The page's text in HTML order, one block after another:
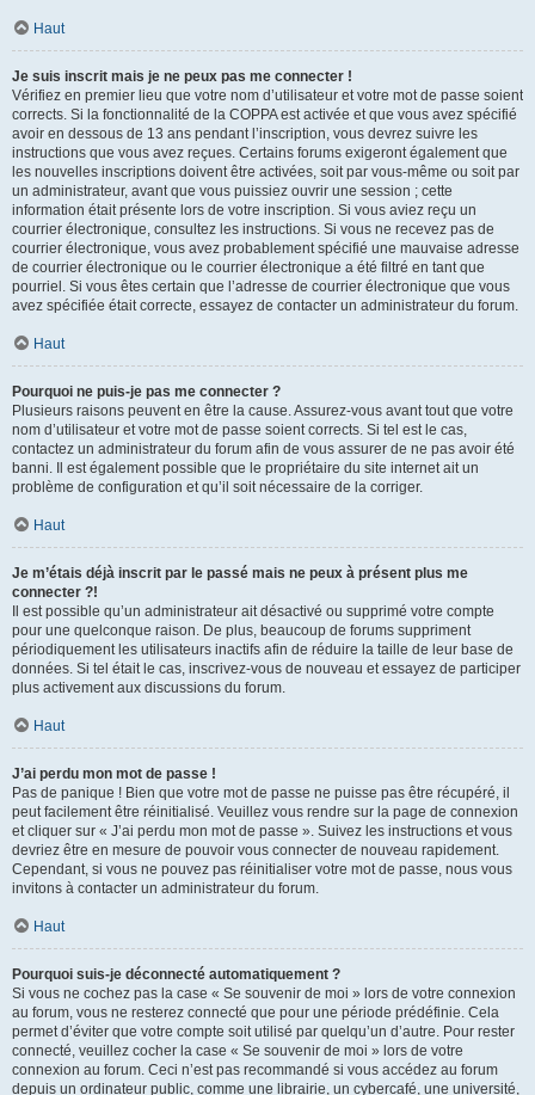
Haut
Je suis inscrit mais je ne peux pas me connecter !
Vérifiez en premier lieu que votre nom d’utilisateur et votre mot de passe soient
corrects. Si la fonctionnalité de la COPPA est activée et que vous avez spécifié
avoir en dessous de 13 ans pendant l’inscription, vous devrez suivre les
instructions que vous avez reçues. Certains forums exigeront également que
les nouvelles inscriptions doivent être activées, soit par vous-même ou soit par
un administrateur, avant que vous puissiez ouvrir une session ; cette
information était présente lors de votre inscription. Si vous aviez reçu un
courrier électronique, consultez les instructions. Si vous ne recevez pas de
courrier électronique, vous avez probablement spécifié une mauvaise adresse
de courrier électronique ou le courrier électronique a été filtré en tant que
pourriel. Si vous êtes certain que l’adresse de courrier électronique que vous
avez spécifiée était correcte, essayez de contacter un administrateur du forum.
Haut
Pourquoi ne puis-je pas me connecter ?
Plusieurs raisons peuvent en être la cause. Assurez-vous avant tout que votre
nom d’utilisateur et votre mot de passe soient corrects. Si tel est le cas,
contactez un administrateur du forum afin de vous assurer de ne pas avoir été
banni. Il est également possible que le propriétaire du site internet ait un
problème de configuration et qu’il soit nécessaire de la corriger.
Haut
Je m’étais déjà inscrit par le passé mais ne peux à présent plus me
connecter ?!
Il est possible qu’un administrateur ait désactivé ou supprimé votre compte
pour une quelconque raison. De plus, beaucoup de forums suppriment
périodiquement les utilisateurs inactifs afin de réduire la taille de leur base de
données. Si tel était le cas, inscrivez-vous de nouveau et essayez de participer
plus activement aux discussions du forum.
Haut
J’ai perdu mon mot de passe !
Pas de panique ! Bien que votre mot de passe ne puisse pas être récupéré, il
peut facilement être réinitialisé. Veuillez vous rendre sur la page de connexion
et cliquer sur « J’ai perdu mon mot de passe ». Suivez les instructions et vous
devriez être en mesure de pouvoir vous connecter de nouveau rapidement.
Cependant, si vous ne pouvez pas réinitialiser votre mot de passe, nous vous
invitons à contacter un administrateur du forum.
Haut
Pourquoi suis-je déconnecté automatiquement ?
Si vous ne cochez pas la case « Se souvenir de moi » lors de votre connexion
au forum, vous ne resterez connecté que pour une période prédéfinie. Cela
permet d’éviter que votre compte soit utilisé par quelqu’un d’autre. Pour rester
connecté, veuillez cocher la case « Se souvenir de moi » lors de votre
connexion au forum. Ceci n’est pas recommandé si vous accédez au forum
depuis un ordinateur public, comme une librairie, un cybercafé, une université,